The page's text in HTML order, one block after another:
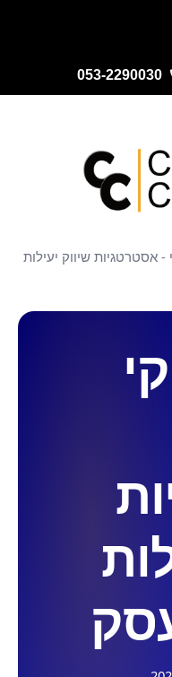
053-2290030
- אסטרטגיות שיווק יעילות